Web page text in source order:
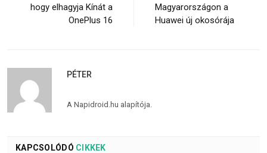
hogy elhagyja Kínát a
OnePlus 16
Magyarországon a
Huawei új okosórája
PÉTER
A Napidroid.hu alapítója.
KAPCSOLÓDÓ CIKKEK